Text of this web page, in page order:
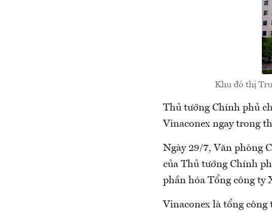
Khu đô thị
Thủ tướng Chính phủ
Vinaconex ngay trong
Ngày 29/7, Văn phòng
của Thủ tướng Chính
phần hóa Tổng công ty
Vinaconex là tổng